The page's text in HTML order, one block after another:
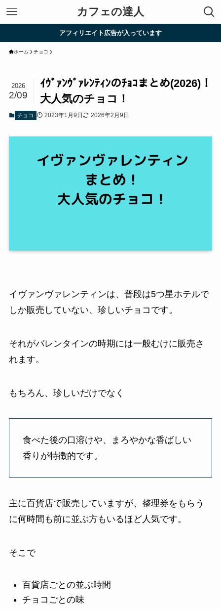
カフェの達人
アフィリエイト広告が入っています
ホーム チョコ
ｲｳﾞｧﾝｳﾞｧﾚﾝﾃｨﾝのﾁｮｺまとめ(2026)！
大人気のチョコ！
2026
2/09
チョコ 2023年1月9日 2026年2月9日
イヴァンヴァレンティンは、普段は5つ星ホテルで
しか販売していない、珍しいチョコです。
それがバレンタインの時期には一般むけに販売さ
れます。
もちろん、珍しいだけでなく
食べた後の口溶けや、まろやかな香ばしい
香りが特徴的です。
主に百貨店で販売していますが、整理券をもらう
に何時間も前に並ぶ方もいるほど人気です。
そこで
百貨店ごとの並ぶ時間
チョコごとの味